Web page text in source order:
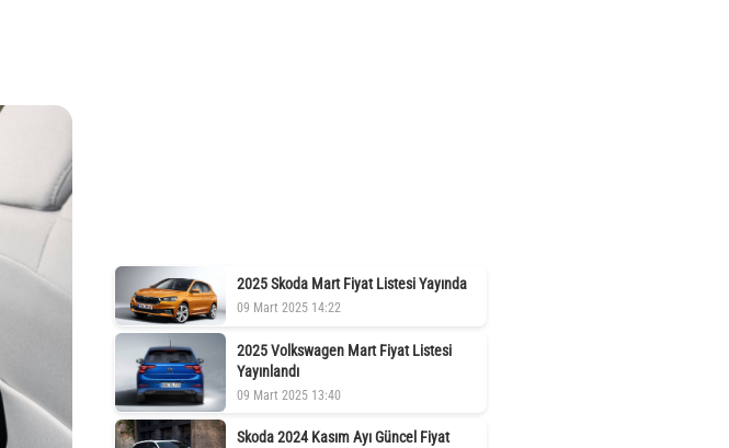
2025 Skoda Mart Fiyat Listesi Yayında
09 Mart 2025 14:22
2025 Volkswagen Mart Fiyat Listesi
Yayınlandı
09 Mart 2025 13:40
Skoda 2024 Kasım Ayı Güncel Fiyat